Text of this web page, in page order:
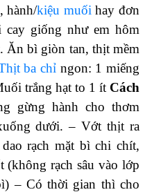
hành/kiệu muối hay đơn
cay giống như em hôm
Ăn bì giòn tan, thịt mềm
ba chỉ ngon: 1 miếng
trắng hạt to 1 ít Cách
gừng hành cho thơm
dưới. – Vớt thịt ra
rạch mặt bì chi chít,
(không rạch sâu vào lớp
– Có thời gian thì cho